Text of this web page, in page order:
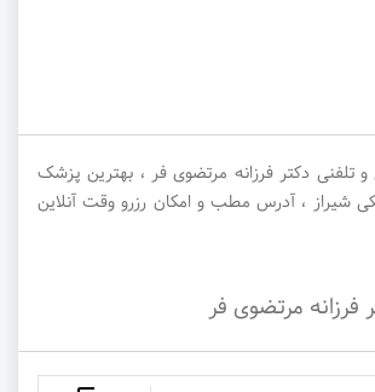
و تلفنی دکتر فرزانه مرتضوی فر ، بهترین پزشک
شیراز ، آدرس مطب و امکان رزرو وقت آنلاین
فرزانه مرتضوی فر